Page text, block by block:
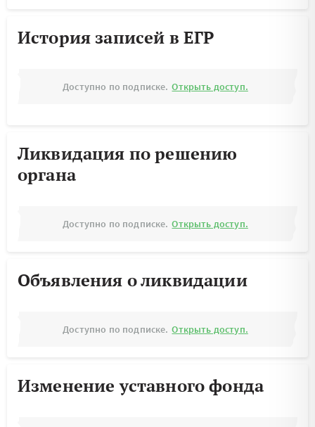
История записей в ЕГР
Доступно по подписке. Открыть доступ.
Ликвидация по решению
органа
Доступно по подписке. Открыть доступ.
Объявления о ликвидации
Доступно по подписке. Открыть доступ.
Изменение уставного фонда